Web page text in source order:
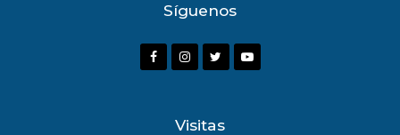
Síguenos
F
I
Y
Visitas